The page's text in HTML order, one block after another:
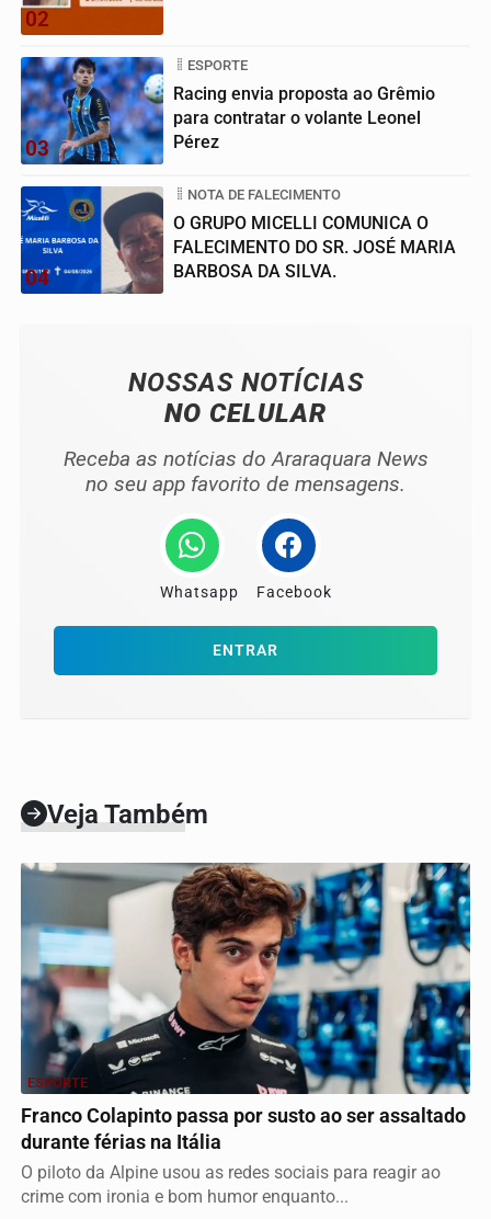
02
03
ESPORTE
Racing envia proposta ao Grêmio
para contratar o volante Leonel
Pérez
04
NOTA DE FALECIMENTO
O GRUPO MICELLI COMUNICA O
FALECIMENTO DO SR. JOSÉ MARIA
BARBOSA DA SILVA.
NOSSAS NOTÍCIAS
NO CELULAR
Receba as notícias do Araraquara News
no seu app favorito de mensagens.
Whatsapp Facebook
ENTRAR
Veja Também
ESPORTE
Franco Colapinto passa por susto ao ser assaltado
durante férias na Itália
O piloto da Alpine usou as redes sociais para reagir ao
crime com ironia e bom humor enquanto...